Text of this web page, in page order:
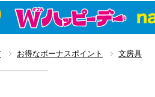
お得なボーナスポイント 文房具